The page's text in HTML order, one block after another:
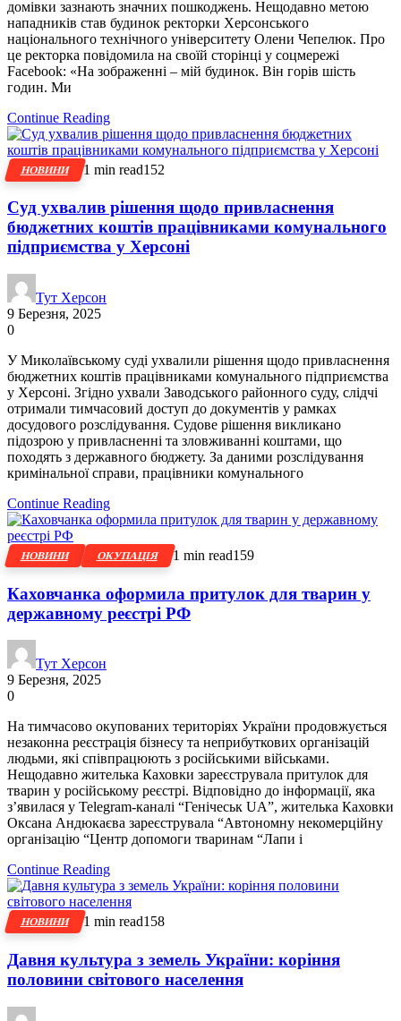
домівки зазнають значних пошкоджень. Нещодавно метою
нападників став будинок ректорки Херсонського
національного технічного університету Олени Чепелюк. Про
це ректорка повідомила на своїй сторінці у соцмережі
Facebook: «На зображенні – мій будинок. Він горів шість
годин. Ми
Continue Reading
НОВИНИ 1 min read152
Суд ухвалив рішення щодо привласнення
бюджетних коштів працівниками комунального
підприємства у Херсоні
Тут Херсон
9 Березня, 2025
0
У Миколаївському суді ухвалили рішення щодо привласнення
бюджетних коштів працівниками комунального підприємства
у Херсоні. Згідно ухвали Заводського районного суду, слідчі
отримали тимчасовий доступ до документів у рамках
досудового розслідування. Судове рішення викликано
підозрою у привласненні та зловживанні коштами, що
походять з державного бюджету. За даними розслідування
кримінальної справи, працівники комунального
Continue Reading
НОВИНИ ОКУПАЦІЯ 1 min read159
Каховчанка оформила притулок для тварин у
державному реєстрі РФ
Тут Херсон
9 Березня, 2025
0
На тимчасово окупованих територіях України продовжується
незаконна реєстрація бізнесу та неприбуткових організацій
людьми, які співпрацюють з російськими військами.
Нещодавно жителька Каховки зареєструвала притулок для
тварин у російському реєстрі. Відповідно до інформації, яка
з’явилася у Telegram-каналі “Генічеськ UA”, жителька Каховки
Оксана Андюкаєва зареєструвала “Автономну некомерційну
організацію “Центр допомоги тваринам “Лапи і
Continue Reading
НОВИНИ 1 min read158
Давня культура з земель України: коріння
половини світового населення